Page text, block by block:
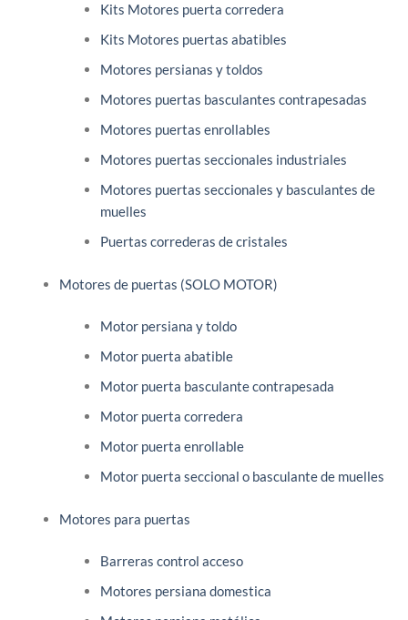
Kits Motores puerta corredera
Kits Motores puertas abatibles
Motores persianas y toldos
Motores puertas basculantes contrapesadas
Motores puertas enrollables
Motores puertas seccionales industriales
Motores puertas seccionales y basculantes de
muelles
Puertas correderas de cristales
Motores de puertas (SOLO MOTOR)
Motor persiana y toldo
Motor puerta abatible
Motor puerta basculante contrapesada
Motor puerta corredera
Motor puerta enrollable
Motor puerta seccional o basculante de muelles
Motores para puertas
Barreras control acceso
Motores persiana domestica